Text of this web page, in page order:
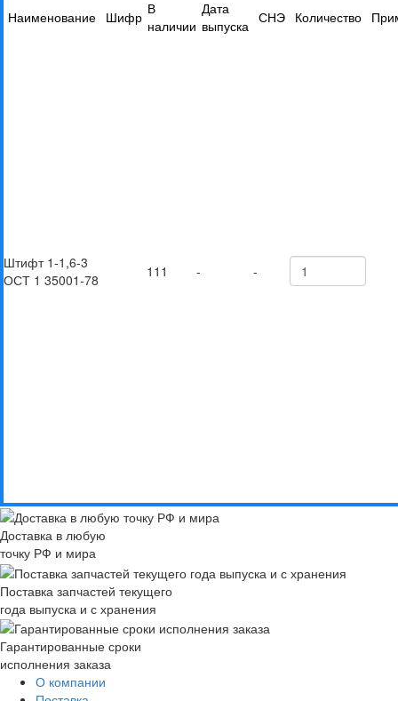
Наименование Шифр В
наличии
Дата
выпуска СНЭ Количество
Штифт 1-1,6-3
ОСТ 1 35001-78
111 - -
Доставка в любую
точку РФ и мира
Поставка запчастей текущего
года выпуска и с хранения
Гарантированные сроки
исполнения заказа
О компании